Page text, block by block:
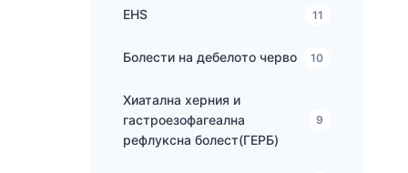
EHS 11
Болести на дебелото черво 10
Хиатална херния и
гастроезофагеална
рефлуксна болест(ГЕРБ)
9